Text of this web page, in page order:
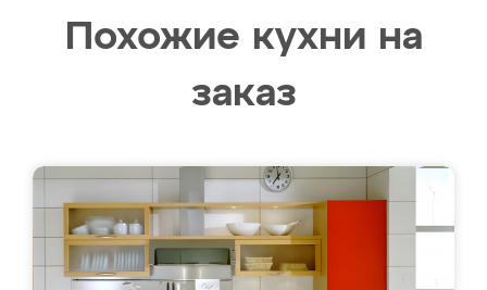
Похожие кухни на
заказ